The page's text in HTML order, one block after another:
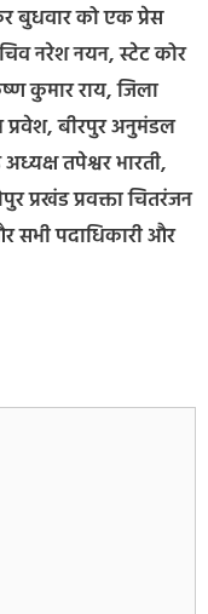
बुधवार को एक प्रेस
नरेश नयन, स्टेट कोर
कुमार राय, जिला
प्रवेश, बीरपुर अनुमंडल
तपेश्वर भारती,
प्रखंड प्रवक्ता चितरंजन
सभी पदाधिकारी और